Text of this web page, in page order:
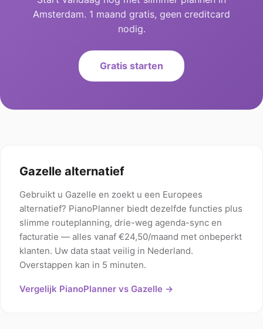
Amsterdam. 1 maand gratis, geen creditcard
nodig.
Gratis starten
Gazelle alternatief
Gebruikt u Gazelle en zoekt u een Europees
alternatief? PianoPlanner biedt dezelfde functies plus
slimme routeplanning, drie-weg agenda-sync en
facturatie — alles vanaf €24,50/maand met onbeperkt
klanten. Uw data staat veilig in Nederland.
Overstappen kan in 5 minuten.
Vergelijk PianoPlanner vs Gazelle →